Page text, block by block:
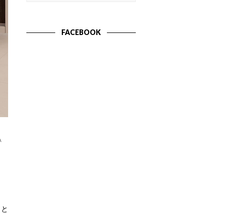
FACEBOOK